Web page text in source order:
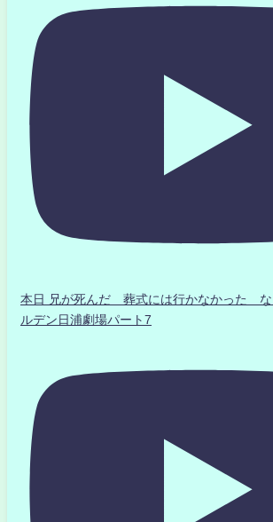
本日 兄が死んだ 葬式には行かなかった
ルデン日浦劇場パート7